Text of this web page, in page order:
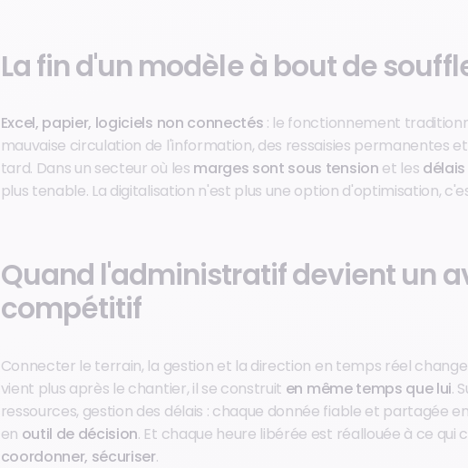
La fin d'un modèle à bout de
Excel, papier, logiciels non connectés : le fonctionnement
mauvaise circulation de l'information, des ressaisies permanentes
tard. Dans un secteur où les marges sont sous tension et les
plus tenable. La digitalisation n'est plus une option d'optimisation,
Quand l'administratif devient un
compétitif
Connecter le terrain, la gestion et la direction en temps réel
vient plus après le chantier, il se construit en même temps que lui.
ressources, gestion des délais : chaque donnée fiable et partagée
en outil de décision. Et chaque heure libérée est réallouée à ce qui
coordonner, sécuriser.